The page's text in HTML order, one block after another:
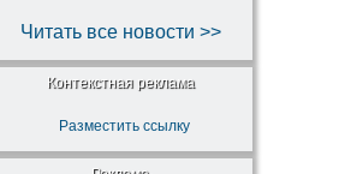
Читать все новости >>
Контекстная реклама
Разместить ссылку